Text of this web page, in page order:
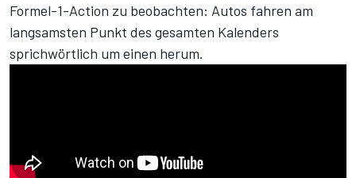
Formel-1-Action zu beobachten: Autos fahren am
langsamsten Punkt des gesamten Kalenders
sprichwörtlich um einen herum.